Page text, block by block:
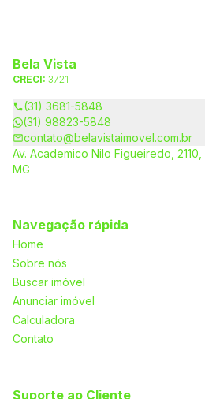
Bela Vista
CRECI: 3721
(31) 3681-5848
(31) 98823-5848
contato@belavistaimovel.com.br
Av. Academico Nilo Figueiredo,
MG
Navegação rápida
Home
Sobre nós
Buscar imóvel
Anunciar imóvel
Calculadora
Contato
Suporte ao Cliente